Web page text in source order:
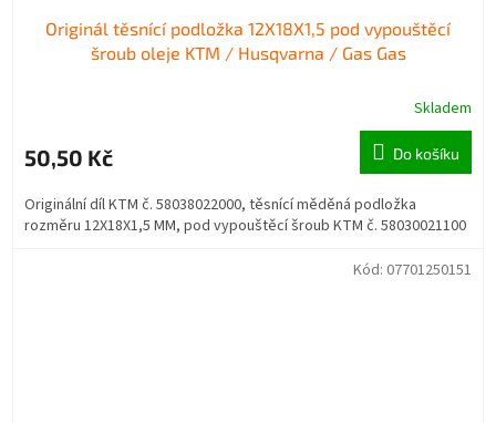
Originál těsnící podložka 12X18X1,5 pod vypouštěcí
šroub oleje KTM / Husqvarna / Gas Gas
Skladem
50,50 Kč Do košíku
Originální díl KTM č. 58038022000, těsnící měděná podložka
rozměru 12X18X1,5 MM, pod vypouštěcí šroub KTM č. 58030021100
Kód: 07701250151